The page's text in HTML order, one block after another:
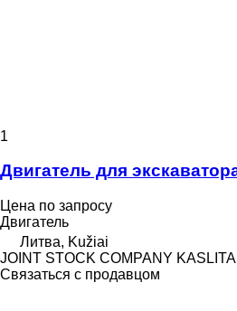
1
Двигатель для
Цена по запросу
Двигатель
Литва, Kužiai
JOINT STOCK COMPANY KASLITA
Связаться с продавцом